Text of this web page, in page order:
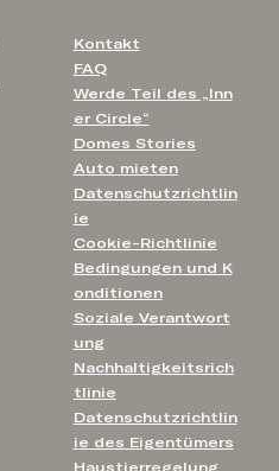
Kontakt
FAQ
Werde Teil des „Inn
er Circle“
Domes Stories
Auto mieten
Datenschutzrichtlin
ie
Cookie-Richtlinie
Bedingungen und K
onditionen
Soziale Verantwort
ung
Nachhaltigkeitsrich
tlinie
Datenschutzrichtlin
ie des Eigentümers
Haustierregelung